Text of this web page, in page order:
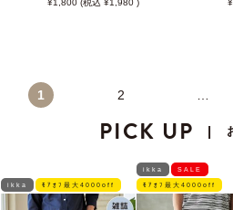
1,800 1,980
1 2 …
PICK UP |
ikka ﾓｱｵﾌ最大4000off
ikka SALE
ﾓｱｵﾌ最大4000off